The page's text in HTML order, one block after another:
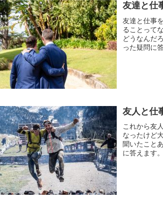
友達と仕
友達と仕事
ることって
どうなんだ
った疑問に
友人と仕
これから友
なったけど
聞いたこと
に答えます